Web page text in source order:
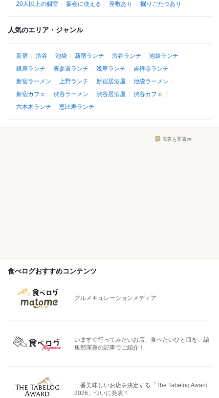
20人以上の個室
宴会に使える 座敷あり 掘りごたつあり
人気のエリア・ジャンル
新宿 渋谷 池袋 新宿ランチ 渋谷ランチ
池袋ランチ
銀座ランチ
表参道ランチ 浅草ランチ
吉祥寺ランチ
新宿ラーメン
上野ランチ 新宿居酒屋
池袋ラーメン
新宿カフェ
渋谷ラーメン 渋谷居酒屋
渋谷カフェ
六本木ランチ
恵比寿ランチ
広告を非表示
食べログおすすめコンテンツ
グルメキュレーションメディア
いますぐ行ってみたいお店、食べたいひと皿を、編
集部渾身の記事でご紹介！
一番美味しいお店を決定する「The Tabelog Award
2026」ついに発表！